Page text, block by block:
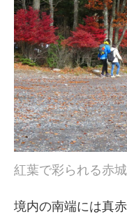
紅葉で彩られる赤
境内の南端には真